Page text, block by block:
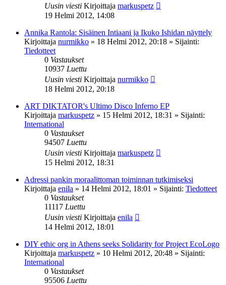
Uusin viesti Kirjoittaja markuspetz
19 Helmi 2012, 14:08
Annika Rantola: Sisäinen Intiaani ja Ikuko Ishidan näyttely
Kirjoittaja nurmikko » 18 Helmi 2012, 20:18 » Sijainti:
Tiedotteet
0 Vastaukset
10937 Luettu
Uusin viesti Kirjoittaja nurmikko
18 Helmi 2012, 20:18
ART DIKTATOR's Ultimo Disco Inferno EP
Kirjoittaja markuspetz » 15 Helmi 2012, 18:31 » Sijainti:
International
0 Vastaukset
94507 Luettu
Uusin viesti Kirjoittaja markuspetz
15 Helmi 2012, 18:31
Adressi pankin moraalittoman toiminnan tutkimiseksi
Kirjoittaja enila » 14 Helmi 2012, 18:01 » Sijainti: Tiedotteet
0 Vastaukset
11117 Luettu
Uusin viesti Kirjoittaja enila
14 Helmi 2012, 18:01
DIY ethic org in Athens seeks Solidarity for Project EcoLogo
Kirjoittaja markuspetz » 10 Helmi 2012, 20:48 » Sijainti:
International
0 Vastaukset
95506 Luettu